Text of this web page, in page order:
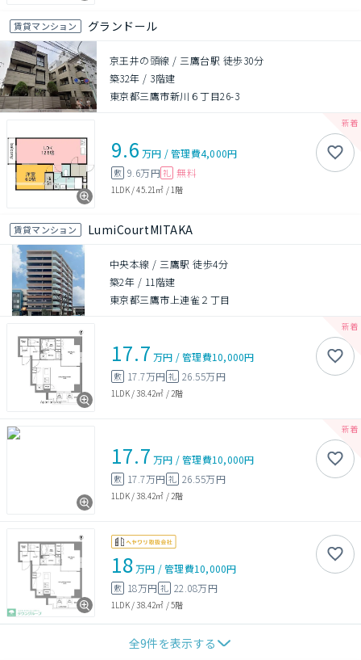
賃貸マンション グランドール
京王井の頭線 / 三鷹台駅 徒歩30分
築32年 / 3階建
東京都三鷹市新川６丁目26-3
9.6 万円 /管理費4,000円
敷 9.6万円 礼 無料
1LDK/45.21㎡ / 1階
賃貸マンション LumiCourtMITAKA
中央本線 / 三鷹駅 徒歩4分
築2年 / 11階建
東京都三鷹市上連雀２丁目
17.7 万円 /管理費10,000円
敷 17.7万円 礼 26.55万円
1LDK/38.42㎡ / 2階
17.7 万円 /管理費10,000円
敷 17.7万円 礼 26.55万円
1LDK/38.42㎡ / 2階
18万円 /管理費10,000円
敷 18万円 礼 22.08万円
1LDK/38.42㎡ /5階
全9件を表示する